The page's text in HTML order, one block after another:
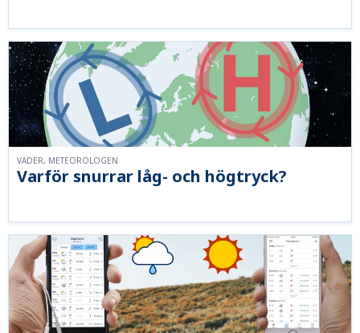
Varför snurrar låg- och högtryck?
VÄDER, METEOROLOGEN